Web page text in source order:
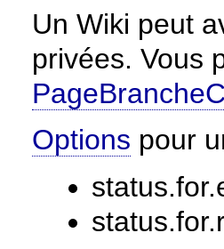
Un Wiki peut
privées. Vous
Options pour